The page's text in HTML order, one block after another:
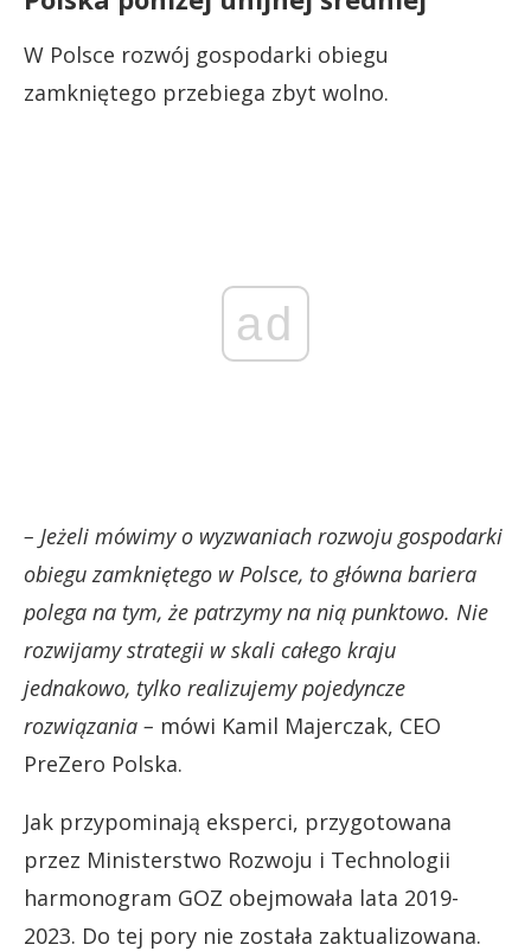
W Polsce rozwój gospodarki obiegu
zamkniętego przebiega zbyt wolno.
ad
– Jeżeli mówimy o wyzwaniach rozwoju gospodarki
obiegu zamkniętego w Polsce, to główna bariera
polega na tym, że patrzymy na nią punktowo. Nie
rozwijamy strategii w skali całego kraju
jednakowo, tylko realizujemy pojedyncze
rozwiązania – mówi Kamil Majerczak, CEO
PreZero Polska.
Jak przypominają eksperci, przygotowana
przez Ministerstwo Rozwoju i Technologii
harmonogram GOZ obejmowała lata 2019-
2023. Do tej pory nie została zaktualizowana.